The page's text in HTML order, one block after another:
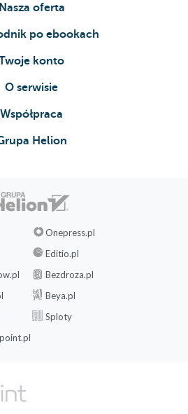
Nasza oferta
po ebookach
konto
O serwisie
Współpraca
Helion
Onepress.pl
Editio.pl
Bezdroza.pl
Beya.pl
Sploty